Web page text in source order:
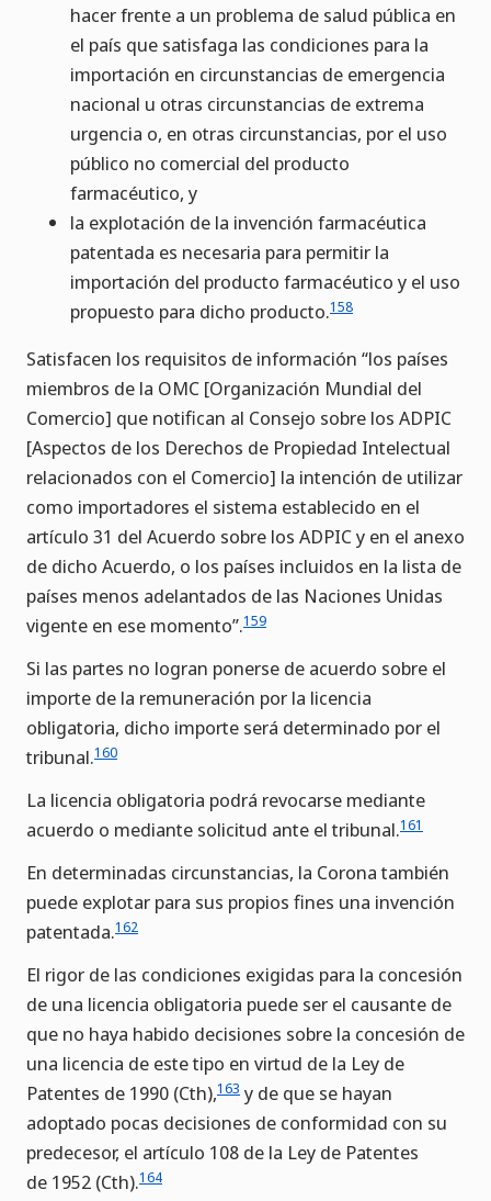
hacer frente a un problema de salud pública en
el país que satisfaga las condiciones para la
importación en circunstancias de emergencia
nacional u otras circunstancias de extrema
urgencia o, en otras circunstancias, por el uso
público no comercial del producto
farmacéutico, y
la explotación de la invención farmacéutica
patentada es necesaria para permitir la
importación del producto farmacéutico y el uso
propuesto para dicho producto.158
Satisfacen los requisitos de información “los países
miembros de la OMC [Organización Mundial del
Comercio] que notifican al Consejo sobre los ADPIC
[Aspectos de los Derechos de Propiedad Intelectual
relacionados con el Comercio] la intención de utilizar
como importadores el sistema establecido en el
artículo 31 del Acuerdo sobre los ADPIC y en el anexo
de dicho Acuerdo, o los países incluidos en la lista de
países menos adelantados de las Naciones Unidas
vigente en ese momento”.159
Si las partes no logran ponerse de acuerdo sobre el
importe de la remuneración por la licencia
obligatoria, dicho importe será determinado por el
tribunal.160
La licencia obligatoria podrá revocarse mediante
acuerdo o mediante solicitud ante el tribunal.161
En determinadas circunstancias, la Corona también
puede explotar para sus propios fines una invención
patentada.162
El rigor de las condiciones exigidas para la concesión
de una licencia obligatoria puede ser el causante de
que no haya habido decisiones sobre la concesión de
una licencia de este tipo en virtud de la Ley de
Patentes de 1990 (Cth),163 y de que se hayan
adoptado pocas decisiones de conformidad con su
predecesor, el artículo 108 de la Ley de Patentes
de 1952 (Cth).164